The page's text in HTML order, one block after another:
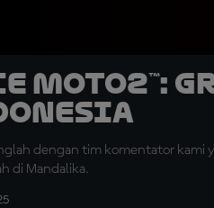
Moto2™:
dengan tim komentator kami
di Mandalika.